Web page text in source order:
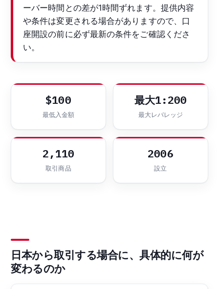
ーバー時間との差が1時間ずれます。提供内容
や条件は変更される場合がありますので、口
座開設の前に必ず最新の条件をご確認くださ
い。
$100
最低入金額
最大1:200
最大レバレッジ
2,110
取引商品
2006
設立
日本から取引する場合に、具体的に何が
変わるのか